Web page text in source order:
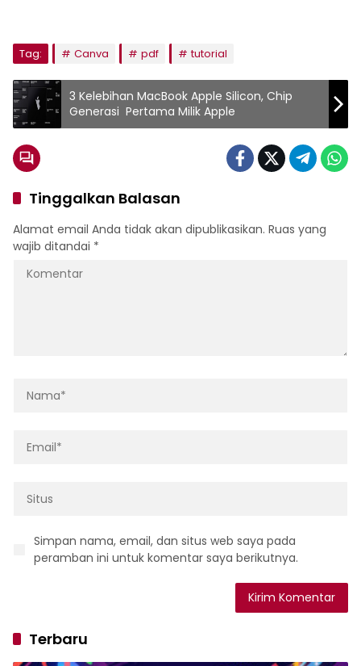
Tag: Canva pdf tutorial
3 Kelebihan MacBook Apple Silicon, Chip
Generasi Pertama Milik Apple
Tinggalkan Balasan
Alamat email Anda tidak akan dipublikasikan. Ruas yang
wajib ditandai *
Simpan nama, email, dan situs web saya pada
peramban ini untuk komentar saya berikutnya.
Terbaru